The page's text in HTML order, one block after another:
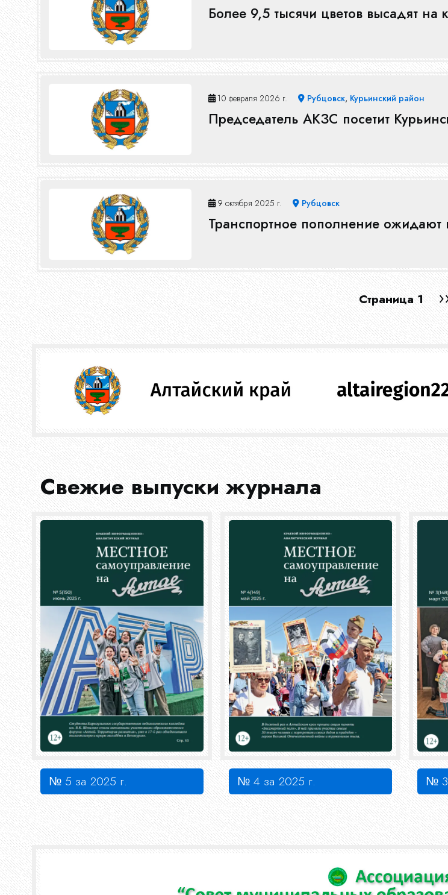
Более 9,5 тысячи цветов высадят на
10 февраля 2026 г. Рубцовск, Курьинский район
Председатель АКЗС посетит
9 октября 2025 г. Рубцовск
Транспортное пополнение ожидают
Нумерация
страниц
Страница 1
Свежие выпуски журнала
№ 5 за 2025 г. № 4 за 2025 г. № 3